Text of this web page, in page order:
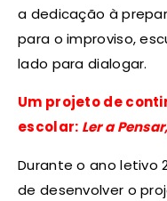
a dedicação à
para o improviso,
lado para dialogar.
Um projeto de
escolar: Ler a
Durante o ano letivo
de desenvolver o